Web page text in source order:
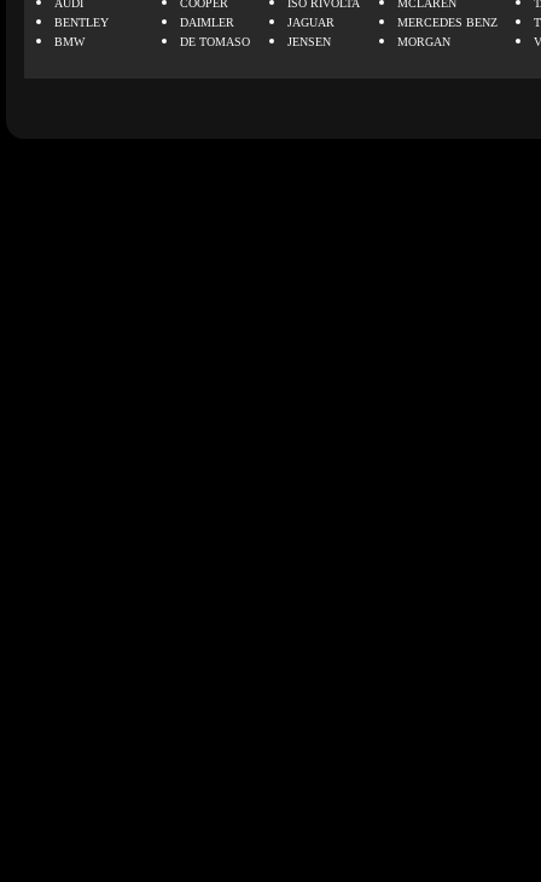
AUDI
BENTLEY
BMW
COOPER
DAIMLER
DE TOMASO
ISO RIVOLTA
JAGUAR
JENSEN
MCLAREN
MERCEDES BENZ
MORGAN